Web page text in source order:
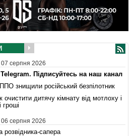
07 серпня 2026
Підписуйтесь на наш канал
знищили російський безпілотник
очистити дитячу кімнату від мотлоху і
гроші
06 серпня 2026
сапера